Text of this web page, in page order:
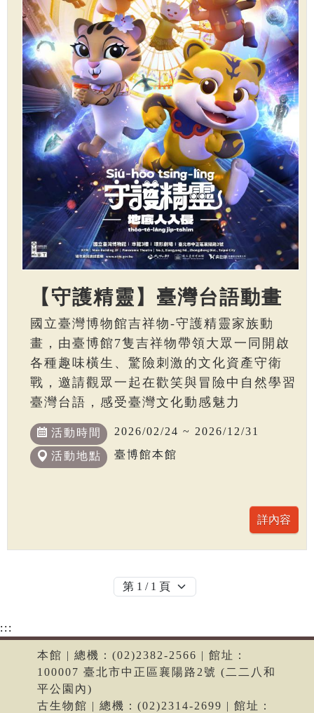
【守護精靈】臺灣台語動畫
國立臺灣博物館吉祥物-守護精靈家族動
畫，由臺博館7隻吉祥物帶領大眾一同開啟
各種趣味橫生、驚險刺激的文化資產守衛
戰，邀請觀眾一起在歡笑與冒險中自然學習
臺灣台語，感受臺灣文化動感魅力
活動時間 2026/02/24 ~ 2026/12/31
活動地點 臺博館本館
:::
本館 | 總機：(02)2382-2566 | 館址：
100007 臺北市中正區襄陽路2號 (二二八和
平公園內)
古生物館 | 總機：(02)2314-2699 | 館址：